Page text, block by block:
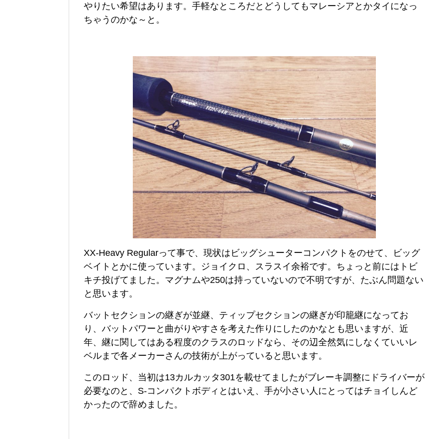
やりたい希望はあります。手軽なところだとどうしてもマレーシアとかタイになっ
ちゃうのかな～と。
XX-Heavy Regularって事で、現状はビッグシューターコンパクトをのせて、ビッグ
ベイトとかに使っています。ジョイクロ、スラスイ余裕です。ちょっと前にはトビ
キチ投げてました。マグナムや250は持っていないので不明ですが、たぶん問題ない
と思います。
バットセクションの継ぎが並継、ティップセクションの継ぎが印籠継になってお
り、バットパワーと曲がりやすさを考えた作りにしたのかなとも思いますが、近
年、継に関してはある程度のクラスのロッドなら、その辺全然気にしなくていいレ
ベルまで各メーカーさんの技術が上がっていると思います。
このロッド、当初は13カルカッタ301を載せてましたがブレーキ調整にドライバーが
必要なのと、S-コンパクトボディとはいえ、手が小さい人にとってはチョイしんど
かったので辞めました。